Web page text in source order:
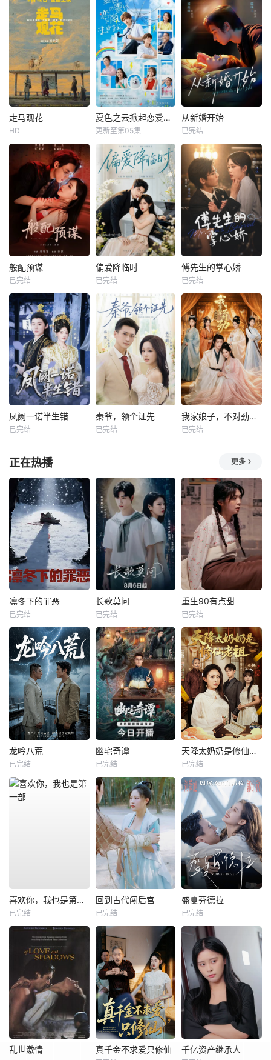
走马观花
HD
夏色之云掀起恋爱与风暴
更新至第05集
从新婚开始
已完结
般配预谋
已完结
偏爱降临时
已完结
傅先生的掌心娇
已完结
凤阙一诺半生错
已完结
秦爷，领个证先
已完结
我家娘子，不对劲第四季
已完结
正在热播 更多
凛冬下的罪恶
已完结
长歌莫问
已完结
重生90有点甜
已完结
龙吟八荒
已完结
幽宅奇谭
已完结
天降太奶奶是修仙老祖
已完结
喜欢你，我也是第一部
已完结
回到古代闯后宫
已完结
盛夏芬德拉
已完结
乱世激情 真千金不求爱只修仙 千亿资产继承人